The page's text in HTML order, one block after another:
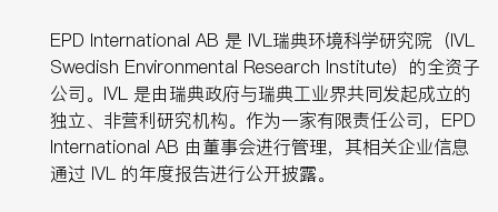
EPD International AB 是 IVL瑞典环境科学研究院（IVL
Swedish Environmental Research Institute）的全资子
公司。IVL 是由瑞典政府与瑞典工业界共同发起成立的
独立、非营利研究机构。作为一家有限责任公司，EPD
International AB 由董事会进行管理，其相关企业信息
通过 IVL 的年度报告进行公开披露。